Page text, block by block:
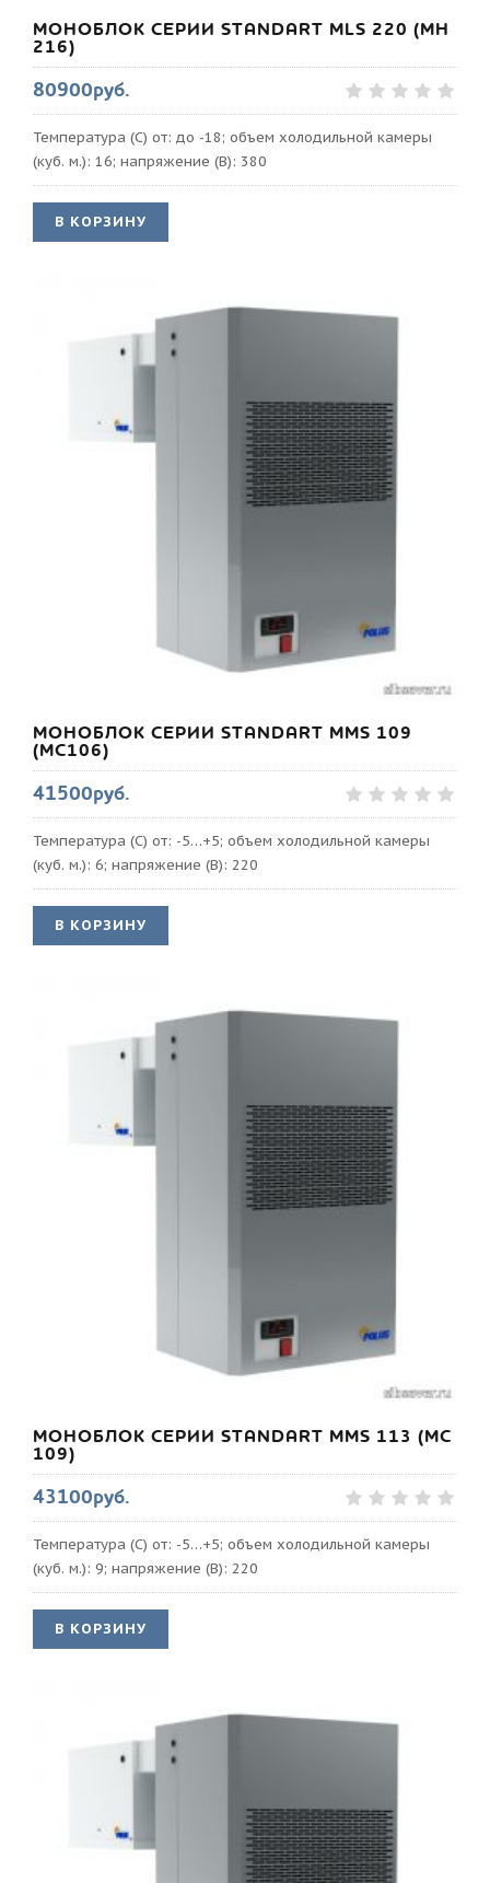
МОНОБЛОК СЕРИИ STANDART MLS 220 (МН
216)
80900руб.
Температура (С) от: до -18; объем холодильной камеры
(куб. м.): 16; напряжение (В): 380
В КОРЗИНУ
МОНОБЛОК СЕРИИ STANDART MMS 109
(MC106)
41500руб.
Температура (С) от: -5…+5; объем холодильной камеры
(куб. м.): 6; напряжение (В): 220
В КОРЗИНУ
МОНОБЛОК СЕРИИ STANDART MMS 113 (МС
109)
43100руб.
Температура (С) от: -5…+5; объем холодильной камеры
(куб. м.): 9; напряжение (В): 220
В КОРЗИНУ